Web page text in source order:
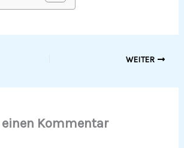
WEITER
Kommentar